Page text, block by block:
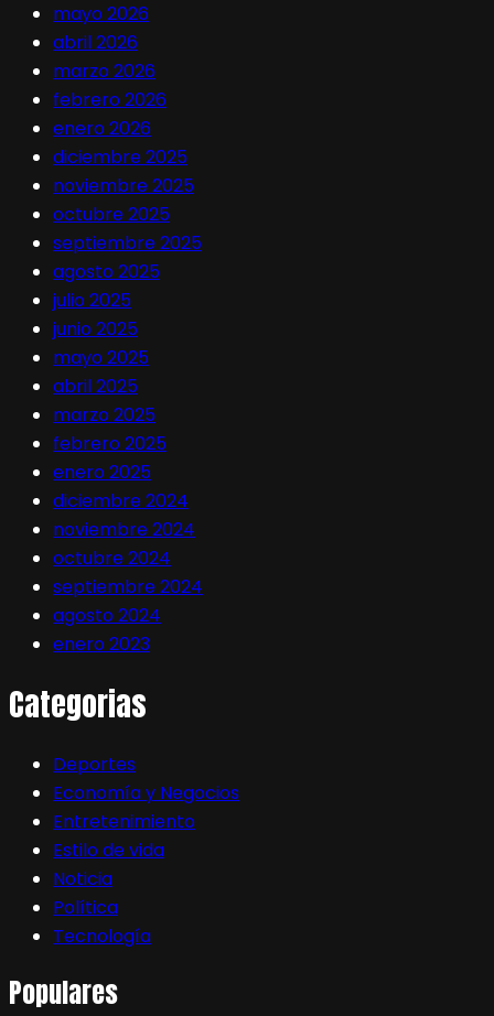
mayo 2026
abril 2026
marzo 2026
febrero 2026
enero 2026
diciembre 2025
noviembre 2025
octubre 2025
septiembre 2025
agosto 2025
julio 2025
junio 2025
mayo 2025
abril 2025
marzo 2025
febrero 2025
enero 2025
diciembre 2024
noviembre 2024
octubre 2024
septiembre 2024
agosto 2024
enero 2023
Categorias
Deportes
Economía y Negocios
Entretenimiento
Estilo de vida
Noticia
Política
Tecnología
Populares